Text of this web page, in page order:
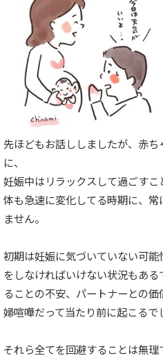
先ほどもお話ししましたが、赤
に、
妊娠中はリラックスして過ごす
体も急速に変化してる時期に、
ません。
初期は妊娠に気づいていない可
をしなければいけない状況もあ
ることの不安、パートナーとの
婦喧嘩だって当たり前に起こるで
それら全てを回避することは無理